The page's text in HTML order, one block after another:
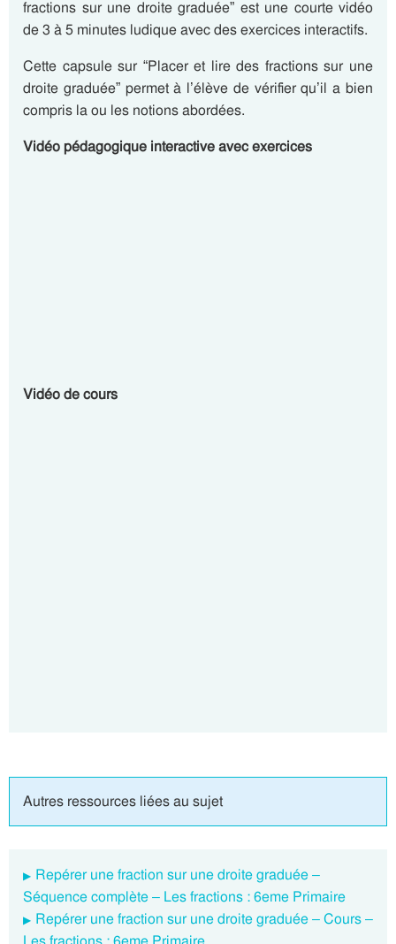
fractions sur une droite graduée” est une courte vidéo
de 3 à 5 minutes ludique avec des exercices interactifs.
Cette capsule sur “Placer et lire des fractions sur une
droite graduée” permet à l’élève de vérifier qu’il a bien
compris la ou les notions abordées.
Vidéo pédagogique interactive avec exercices
Vidéo de cours
Autres ressources liées au sujet
Repérer une fraction sur une droite graduée –
Séquence complète – Les fractions : 6eme Primaire
Repérer une fraction sur une droite graduée – Cours –